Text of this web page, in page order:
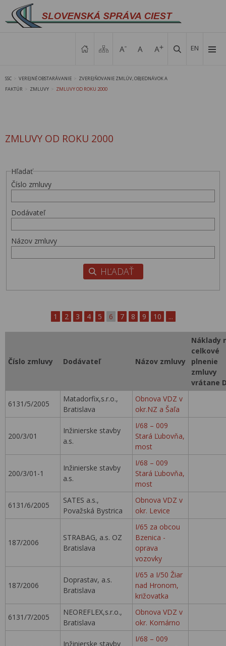
EN
SSC VEREJNÉ OBSTARÁVANIE
ZVEREJŇOVANIE ZMLÚV, OBJEDNÁVOK A
FAKTÚR
ZMLUVY ZMLUVY OD ROKU 2000
ZMLUVY OD ROKU 2000
Hľadať
Číslo zmluvy
Dodávateľ
Názov zmluvy
1 2 3 4 5 6 7 8 9 10 ...
Číslo zmluvy Dodávateľ Názov zmluvy
Náklady
celkové
plnenie
zmluvy
vrátane
6131/5/2005
Matadorfix,s.r.o.,
Bratislava
Obnova VDZ v
okr.NZ a Šaľa
200/3/01
Inžinierske stavby
a.s.
I/68 – 009
Stará Ľubovňa,
most
200/3/01-1
Inžinierske stavby
a.s.
I/68 – 009
Stará Ľubovňa,
most
6131/6/2005
SATES a.s.,
Považská Bystrica
Obnova VDZ v
okr. Levice
187/2006
STRABAG, a.s. OZ
Bratislava
I/65 za obcou
Bzenica -
oprava
vozovky
187/2006
Doprastav, a.s.
Bratislava
I/65 a I/50 Žiar
nad Hronom,
križovatka
6131/7/2005
NEOREFLEX,s.r.o.,
Bratislava
Obnova VDZ v
okr. Komárno
Inžinierske stavby
I/68 – 009